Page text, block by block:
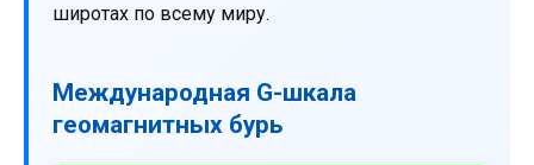
широтах по всему миру.
Международная G-шкала
геомагнитных бурь